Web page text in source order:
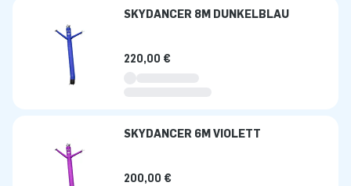
SKYDANCER 8M DUNKELBLAU
220,00 €
SKYDANCER 6M VIOLETT
200,00 €